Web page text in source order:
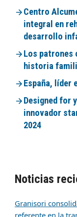
Centro
integral en
desarrollo
Los patrones
historia
España, líder
Designed for
innovador
2024
Noticias
Granisori